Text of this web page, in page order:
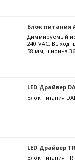
Блок питания
Диммируемый
240 VAC.
58 мм, ширина
LED Драйвер
Блок питания
LED Драйвер
Блок питания